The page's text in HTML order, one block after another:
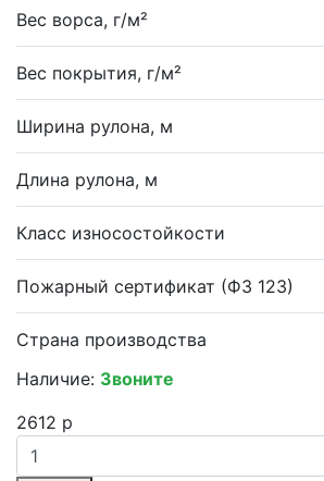
Вес ворса, г/м²
Вес покрытия, г/м²
Ширина рулона, м
Длина рулона, м
Класс износостойкости
Пожарный сертификат (ФЗ 123)
Страна производства
Наличие: Звоните
2612 р